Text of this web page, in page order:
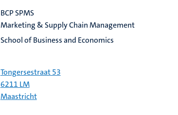
BCP SPMS
Marketing & Supply Chain Management
School of Business and Economics
Tongersestraat 53
6211 LM
Maastricht